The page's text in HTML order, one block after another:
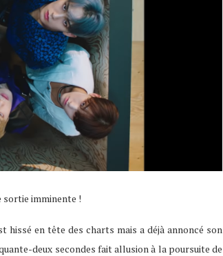
sortie imminente !
hissé en tête des charts mais a déjà annoncé son
deux secondes fait allusion à la poursuite de